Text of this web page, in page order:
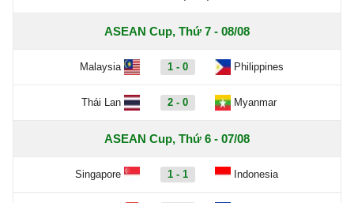
ASEAN Cup, Thứ 7 - 08/08
Malaysia 1 - 0 Philippines
Thái Lan 2 - 0 Myanmar
ASEAN Cup, Thứ 6 - 07/08
Singapore 1 - 1 Indonesia